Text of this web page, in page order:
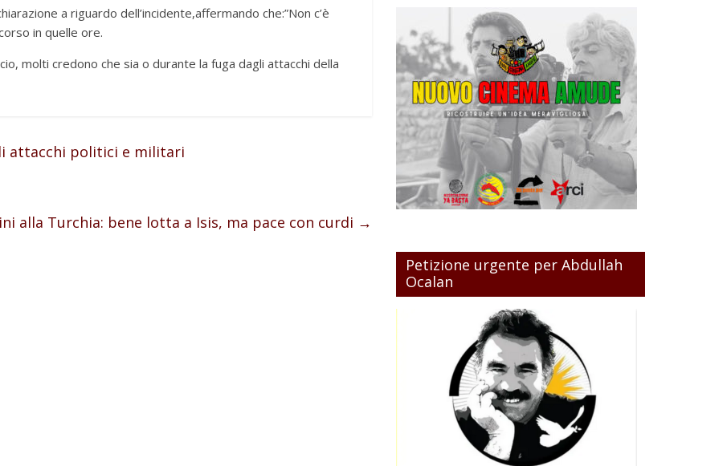
a riguardo dell’incidente,affermando che:”Non c’è
in quelle ore.
molti credono che sia o durante la fuga dagli attacchi della
attacchi politici e militari
alla Turchia: bene lotta a Isis, ma pace con curdi →
Petizione urgente per Abdullah
Ocalan